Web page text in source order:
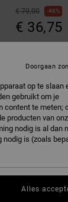
€ 70,00
48%
€ 36,75
SALE ON SALE
Kleur Liquid
op te slaan
gebruikt om je
content te meten;
producten van
nodig is al dan
is (zoals
Doorgaan
Alles